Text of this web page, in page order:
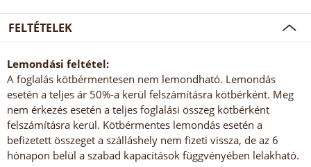
FELTÉTELEK
Lemondási feltétel:
A foglalás kötbérmentesen nem lemondható. Lemondás
esetén a teljes ár 50%-a kerül felszámításra kötbérként. Meg
nem érkezés esetén a teljes foglalási összeg kötbérként
felszámításra kerül. Kötbérmentes lemondás esetén a
befizetett összeget a szálláshely nem fizeti vissza, de az 6
hónapon belül a szabad kapacitások függvényében lelakható.